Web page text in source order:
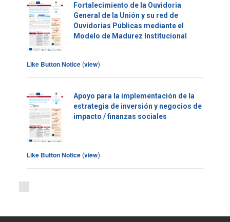
Fortalecimiento de la Ouvidoria
General de la Unión y su red de
Ouvidorias Públicas mediante el
Modelo de Madurez Institucional
Like Button Notice(view)
Apoyo para la implementación de la
estrategia de inversión y negocios de
impacto / finanzas sociales
Like Button Notice(view)